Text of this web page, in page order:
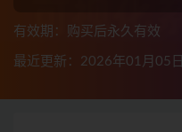
有效期：购买后永久有效
最近更新：2026年01月05日